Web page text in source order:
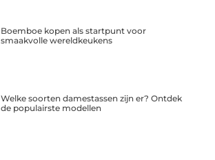
Boemboe kopen als startpunt voor
smaakvolle wereldkeukens
Welke soorten damestassen zijn er? Ontdek
de populairste modellen